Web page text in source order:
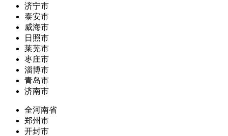
济宁市
泰安市
威海市
日照市
莱芜市
枣庄市
淄博市
青岛市
济南市
全河南省
郑州市
开封市